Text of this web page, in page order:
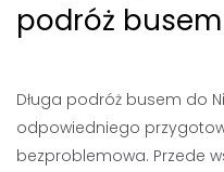
podróż
Długa podróż busem do
odpowiedniego
bezproblemowa. Przede